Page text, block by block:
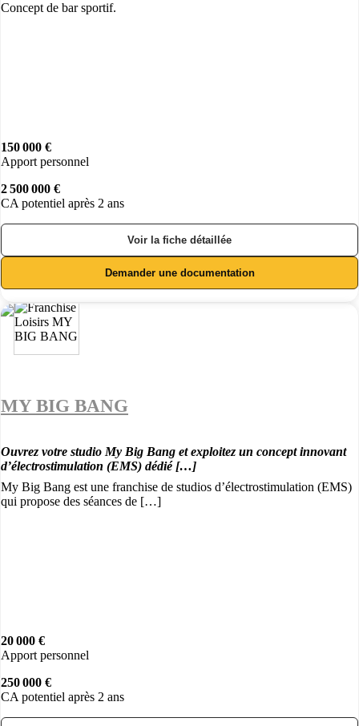
Concept de bar sportif.
150 000 €
Apport personnel
2 500 000 €
CA potentiel après 2 ans
Voir la fiche détaillée
Demander une documentation
MY BIG BANG
Ouvrez votre studio My Big Bang et exploitez un concept innovant
d’électrostimulation (EMS) dédié […]
My Big Bang est une franchise de studios d’électrostimulation (EMS)
qui propose des séances de […]
20 000 €
Apport personnel
250 000 €
CA potentiel après 2 ans